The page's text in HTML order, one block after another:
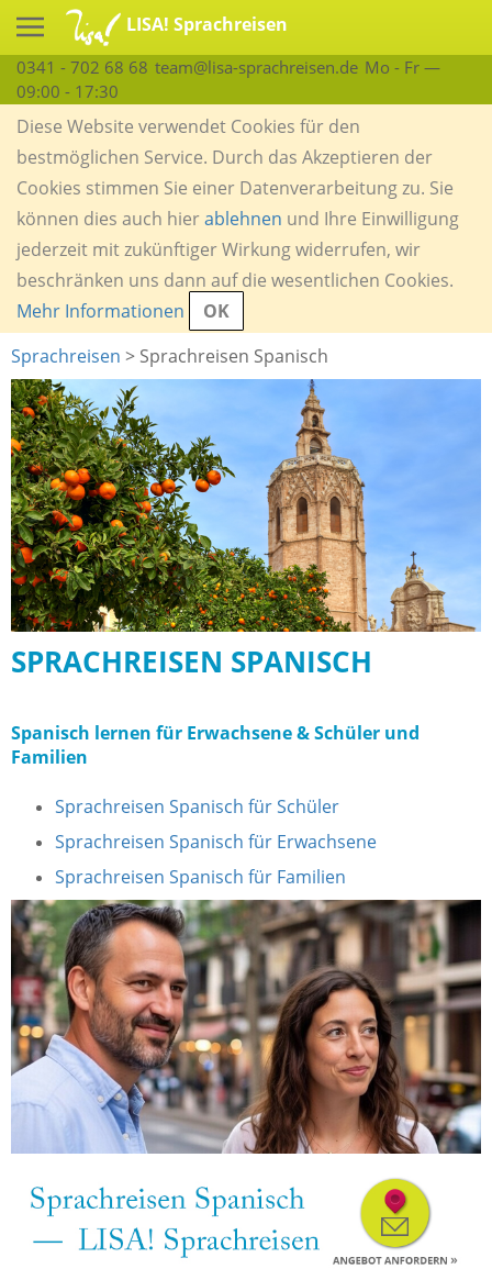
LISA! Sprachreisen
0341 - 702 68 68 team@lisa-sprachreisen.de Mo - Fr —
09:00 - 17:30
Diese Website verwendet Cookies für den
bestmöglichen Service. Durch das Akzeptieren der
Cookies stimmen Sie einer Datenverarbeitung zu. Sie
können dies auch hierablehnen und Ihre Einwilligung
jederzeit mit zukünftiger Wirkung widerrufen, wir
beschränken uns dann auf die wesentlichen Cookies.
Mehr Informationen
OK
Sprachreisen > Sprachreisen Spanisch
SPRACHREISEN SPANISCH
Spanisch lernen für Erwachsene & Schüler und
Familien
Sprachreisen Spanisch für Schüler
Sprachreisen Spanisch für Erwachsene
Sprachreisen Spanisch für Familien